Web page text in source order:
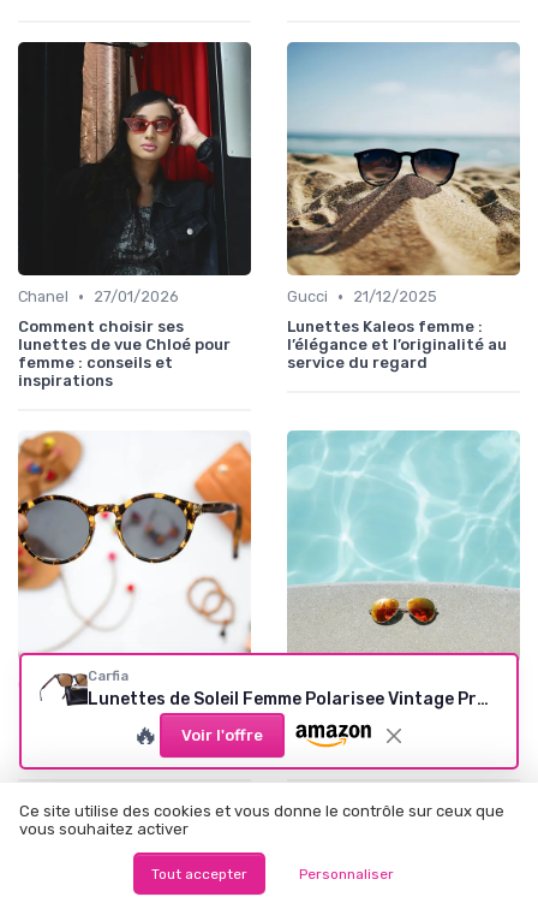
Chanel •
27/01/2026
Comment choisir ses
lunettes de vue Chloé pour
femme : conseils et
inspirations
Gucci •
21/12/2025
Lunettes Kaleos femme :
l’élégance et l’originalité au
service du regard
Gucci • 30/11/2025
Comment choisir ses
lunettes de soleil femme
Fendi pour un style unique
Les lunettes de soleil pour
femmes de la marque Chloé :
élégance et protection
Carfia
Lunettes de Soleil Femme Polarisee Vintage Protection UV400 Voyage Conduite Plage Outdoor/Lunettes Anti Lumiere Bleue pour Anti Fatigue oculaire A-monture Marron Verres Marron
🔥 Voir l'offre
Ce site utilise des cookies et vous donne le contrôle sur ceux que
vous souhaitez activer
Tout accepter Personnaliser